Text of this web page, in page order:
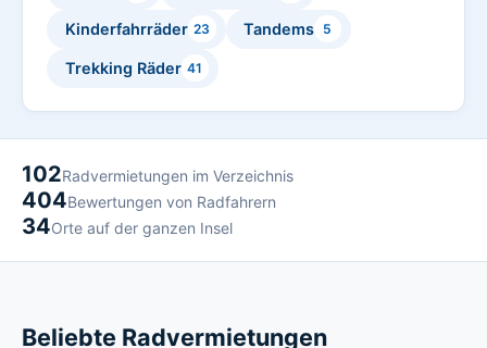
Kinderfahrräder 23 Tandems 5
Trekking Räder 41
102Radvermietungen im Verzeichnis
404Bewertungen von Radfahrern
34Orte auf der ganzen Insel
Beliebte Radvermietungen